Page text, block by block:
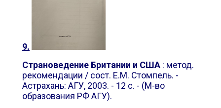
9.
Страноведение Британии и США : метод.
рекомендации / сост. Е.М. Стомпель. -
Астрахань: АГУ, 2003. - 12 с. - (М-во
образования РФ АГУ).